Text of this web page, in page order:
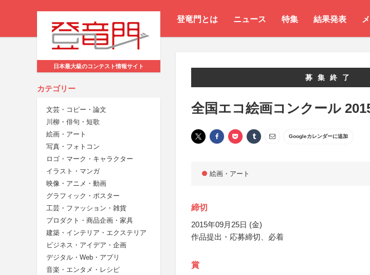
登竜門とは ニュース 特集 結果発表
日本最大級のコンテスト情報サイト
カテゴリー
文芸・コピー・論文
川柳・俳句・短歌
絵画・アート
写真・フォトコン
ロゴ・マーク・キャラクター
イラスト・マンガ
映像・アニメ・動画
グラフィック・ポスター
工芸・ファッション・雑貨
プロダクト・商品企画・家具
建築・インテリア・エクステリア
ビジネス・アイデア・企画
デジタル・Web・アプリ
音楽・エンタメ・レシピ
募集終了
全国エコ絵画コンクール
Googleカレンダーに追加
絵画・アート
締切
2015年09月25日 (金)
作品提出・応募締切、必着
賞